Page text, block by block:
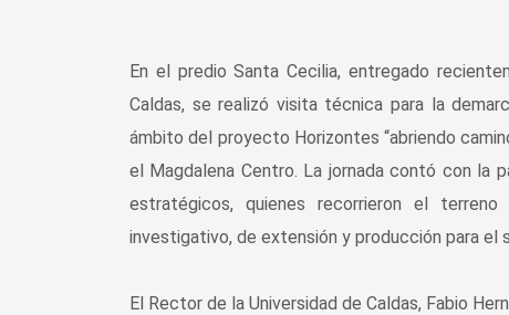
En el predio Santa Cecilia, entregado
Caldas, se realizó visita técnica para la
ámbito del proyecto Horizontes “abriendo
el Magdalena Centro. La jornada contó con la
estratégicos, quienes recorrieron el
investigativo, de extensión y producción para el
El Rector de la Universidad de Caldas, Fabio